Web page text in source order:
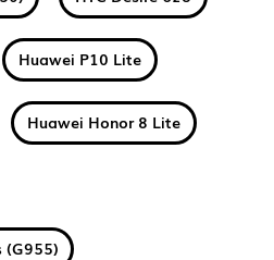
Huawei P10 Lite
Huawei Honor 8 Lite
(G955)